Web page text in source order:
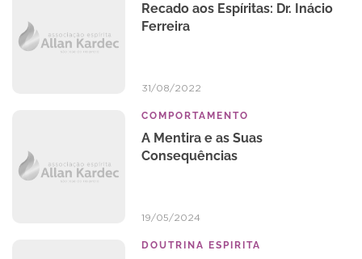
Recado aos Espíritas: Dr. Inácio
Ferreira
31/08/2022
COMPORTAMENTO
A Mentira e as Suas
Consequências
19/05/2024
DOUTRINA ESPIRITA